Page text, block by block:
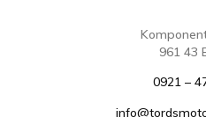
961 43
0921 –